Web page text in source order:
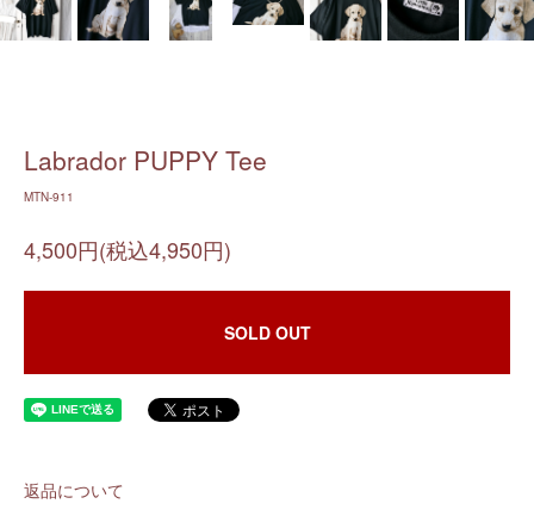
Labrador PUPPY Tee
MTN-911
4,500円(税込4,950円)
SOLD OUT
返品について